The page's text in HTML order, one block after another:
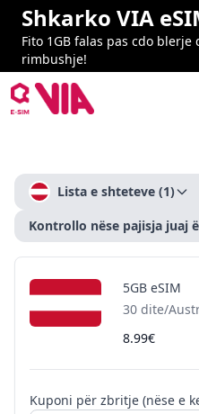
Shkarko VIA
Fito 1GB falas pas cdo blerje
rimbushje!
VIA ESIM
CheckoutLista e shteteve (1)
Kontrollo nëse pajisja juaj
5GB eSIM
30 dite/
8.99€
Kuponi për zbritje (nëse e